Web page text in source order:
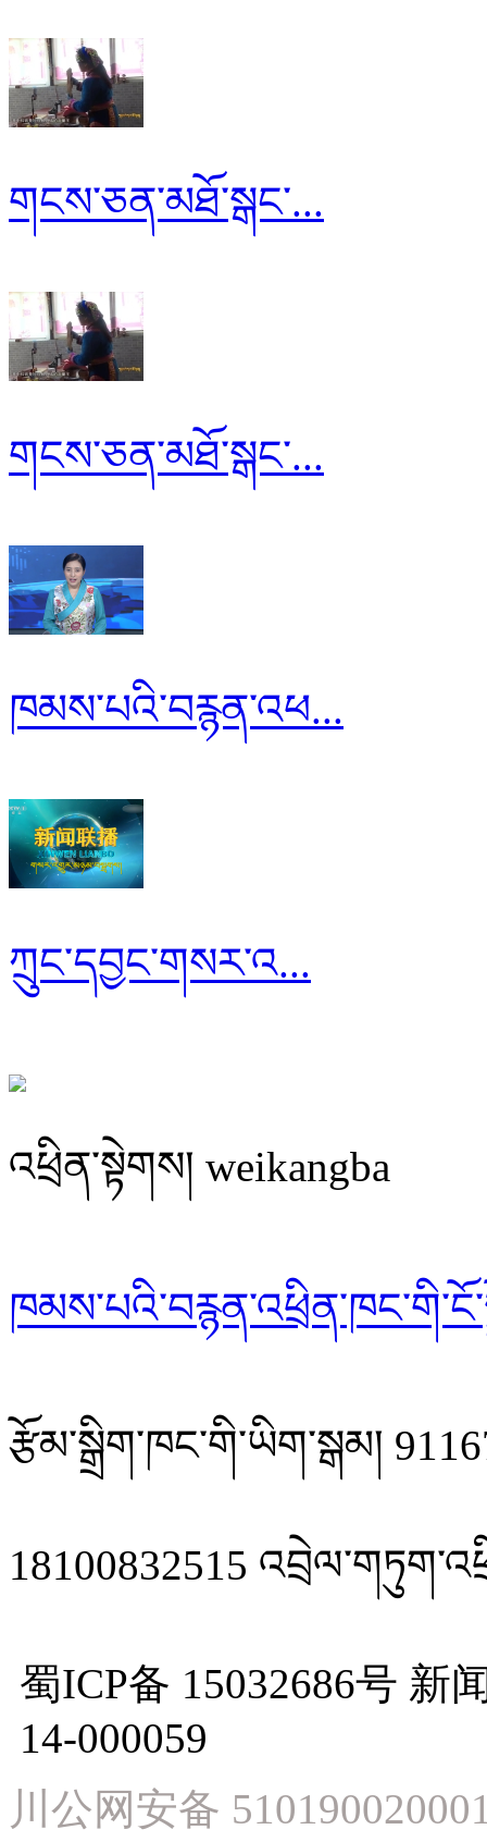
གངས་ཅན་མཐོ་སྒང་...
གངས་ཅན་མཐོ་སྒང་...
ཁམས་པའི་བརྙན་འཕ...
ཀྲུང་དབྱང་གསར་འ...
འཕྲིན་སྟེགས། weikangba
རྩོམ་སྒྲིག་ཁང་གི་ཡིག་སྒམ།
18100832515
蜀ICP备 15032686号 新
14-000059
川公网安备